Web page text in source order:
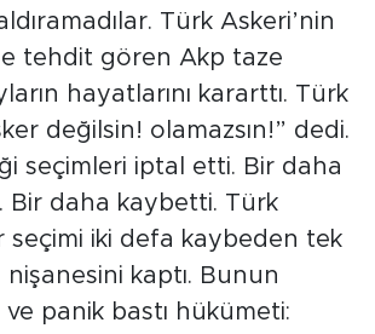
Türk Askeri’nin
tehdit gören Akp taze
hayatlarını kararttı. Türk
değilsin! olamazsın!” dedi.
seçimleri iptal etti. Bir daha
Bir daha kaybetti. Türk
seçimi iki defa kaybeden tek
kaptı. Bunun
panik bastı hükümeti: